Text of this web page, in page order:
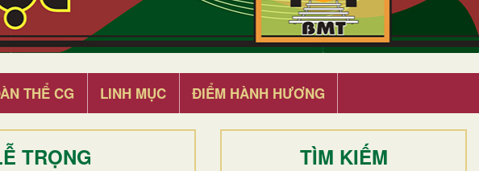
THỂ CG LINH MỤC ĐIỂM HÀNH HƯƠNG
TRỌNG TÌM KIẾM